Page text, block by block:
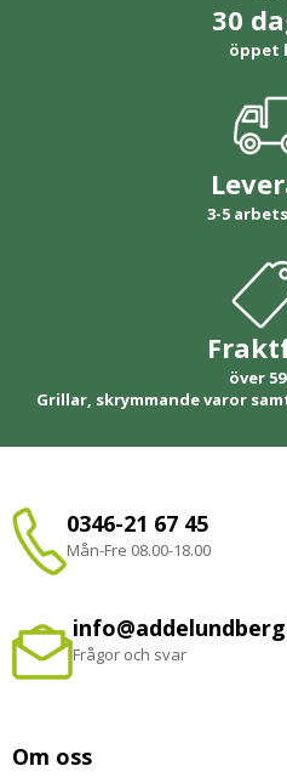
30
öppet
3-5
över
Grillar, skrymmande varor
0346-21 67 45
Mån-Fre 08.00-18.00
Frågor och svar
Om oss